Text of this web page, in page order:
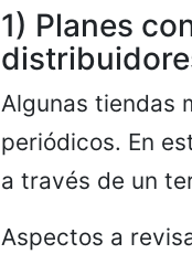
1) Planes
Algunas tiendas
periódicos. En
a través de un
Aspectos a